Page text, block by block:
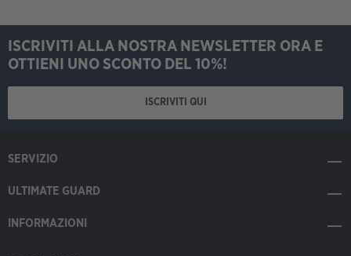
ISCRIVITI ALLA NOSTRA NEWSLETTER ORA E
OTTIENI UNO SCONTO DEL 10%!
ISCRIVITI QUI
SERVIZIO
ULTIMATE GUARD
INFORMAZIONI